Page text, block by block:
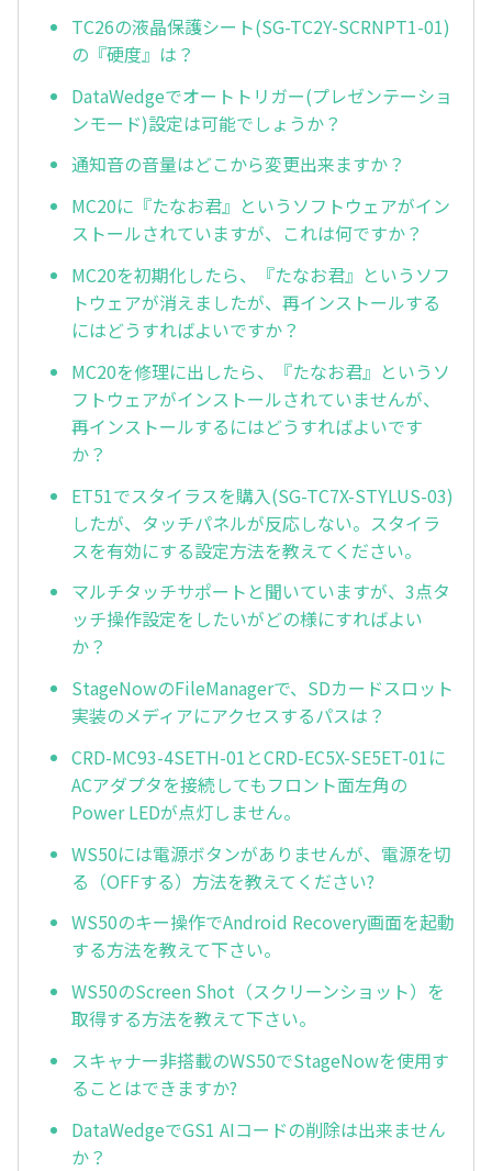
TC26の液晶保護シート(SG-TC2Y-SCRNPT1-01)
の『硬度』は？
DataWedgeでオートトリガー(プレゼンテーショ
ンモード)設定は可能でしょうか？
通知音の音量はどこから変更出来ますか？
MC20に『たなお君』というソフトウェアがイン
ストールされていますが、これは何ですか？
MC20を初期化したら、『たなお君』というソフ
トウェアが消えましたが、再インストールする
にはどうすればよいですか？
MC20を修理に出したら、『たなお君』というソ
フトウェアがインストールされていませんが、
再インストールするにはどうすればよいです
か？
ET51でスタイラスを購入(SG-TC7X-STYLUS-03)
したが、タッチパネルが反応しない。スタイラ
スを有効にする設定方法を教えてください。
マルチタッチサポートと聞いていますが、3点タ
ッチ操作設定をしたいがどの様にすればよい
か？
StageNowのFileManagerで、SDカードスロット
実装のメディアにアクセスするパスは？
CRD-MC93-4SETH-01とCRD-EC5X-SE5ET-01に
ACアダプタを接続してもフロント面左角の
Power LEDが点灯しません。
WS50には電源ボタンがありませんが、電源を切
る（OFFする）方法を教えてください?
WS50のキー操作でAndroid Recovery画面を起動
する方法を教えて下さい。
WS50のScreen Shot（スクリーンショット）を
取得する方法を教えて下さい。
スキャナー非搭載のWS50でStageNowを使用す
ることはできますか?
DataWedgeでGS1 AIコードの削除は出来ません
か？